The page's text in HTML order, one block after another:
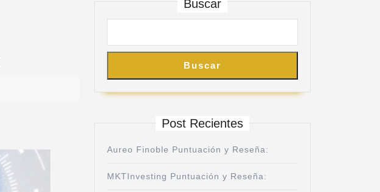
Buscar
Buscar
Post Recientes
Aureo Finoble Puntuación y Reseña:
MKTInvesting Puntuación y Reseña: